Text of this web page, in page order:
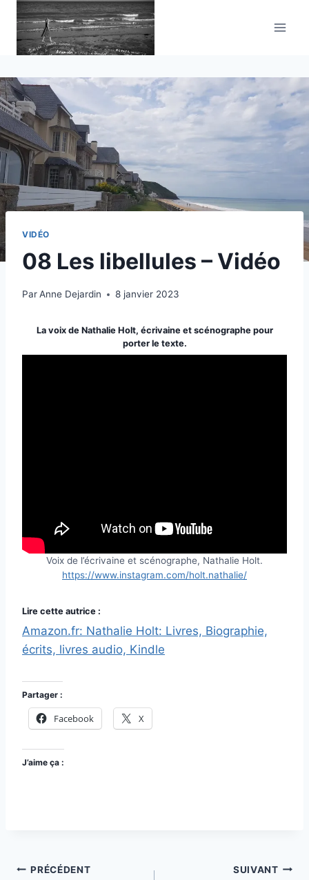
Aller
contenu
VIDÉO
08 Les libellules – Vidéo
ParAnne Dejardin 8 janvier 2023
La voix de Nathalie Holt, écrivaine et scénographe pour
porter le texte.
Voix de l’écrivaine et scénographe, Nathalie Holt.
https://www.instagram.com/holt.nathalie/
Lire cette autrice :
Amazon.fr: Nathalie Holt: Livres, Biographie,
écrits, livres audio, Kindle
Partager :
Facebook X
J’aime ça :
Navigation
PRÉCÉDENT SUIVANT